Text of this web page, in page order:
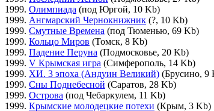
1999. Олимпиада (под Юргой, 10 Kb)
1999. Ангмарский Чернокнижник (?, 10 Kb)
1999. Смутные Времена (под Тюменью, 69 Kb)
1999. Кольцо Миров (Томск, 8 Kb)
1999. Падение Перуна (Подмосковье, 20 Kb)
1999. V Крымская игра (Симферополь, 14 Kb)
1999. ХИ. 3 эпоха (Андуин Великий) (Брусино, 9
1999. Сны Поднебесной (Саратов, 28 Kb)
1999. Острова (под Чебаркулем, 11 Kb)
1999. Крымские молодецкие потехи (Крым, 3 Kb)